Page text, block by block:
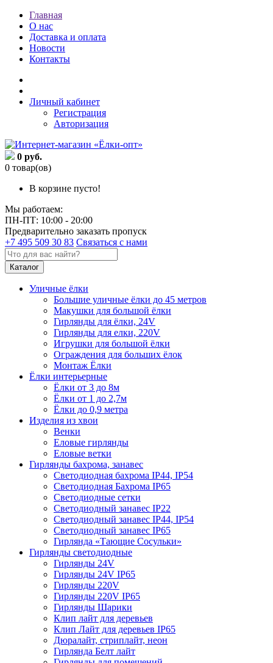
Главная
О нас
Доставка и оплата
Новости
Контакты
Личный кабинет
Регистрация
Авторизация
0 руб.
0 товар(ов)
В корзине пусто!
Мы работаем:
ПН-ПТ: 10:00 - 20:00
Предварительно заказать пропуск
+7 495 509 30 83 Связаться с нами
Каталог
Уличные ёлки
Большие уличные ёлки до 45 метров
Макушки для большой ёлки
Гирлянды для ёлки, 24V
Гирлянды для елки, 220V
Игрушки для большой ёлки
Ограждения для больших ёлок
Монтаж Ёлки
Ёлки интерьерные
Ёлки от 3 до 8м
Ёлки от 1 до 2,7м
Ёлки до 0,9 метра
Изделия из хвои
Венки
Еловые гирлянды
Еловые ветки
Гирлянды бахрома, занавес
Светодиодная бахрома IP44, IP54
Светодиодная Бахрома IP65
Светодиодные сетки
Светодиодный занавес IP22
Светодиодный занавес IP44, IP54
Светодиодный занавес IP65
Гирлянда «Тающие Сосульки»
Гирлянды светодиодные
Гирлянды 24V
Гирлянды 24V IP65
Гирлянды 220V
Гирлянды 220V IP65
Гирлянды Шарики
Клип лайт для деревьев
Клип Лайт для деревьев IP65
Дюралайт, стриплайт, неон
Гирлянда Белт лайт